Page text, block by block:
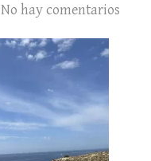
No hay comentarios